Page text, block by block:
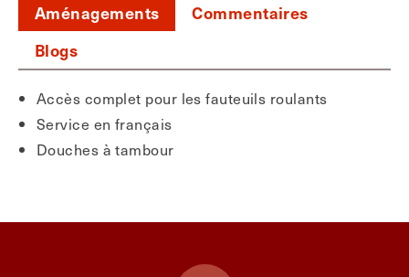
Aménagements
Commentaires
Blogs
Accès complet pour les fauteuils roulants
Service en français
Douches à tambour